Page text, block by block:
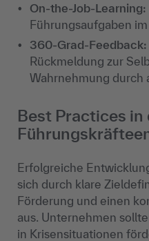
On-the-Job-Learning:
Führungsaufgaben
360-Grad-Feedback:
Rückmeldung zur
Wahrnehmung durch
Best Practices in
Erfolgreiche
sich durch klare
Förderung und einen
aus. Unternehmen
in Krisensituationen